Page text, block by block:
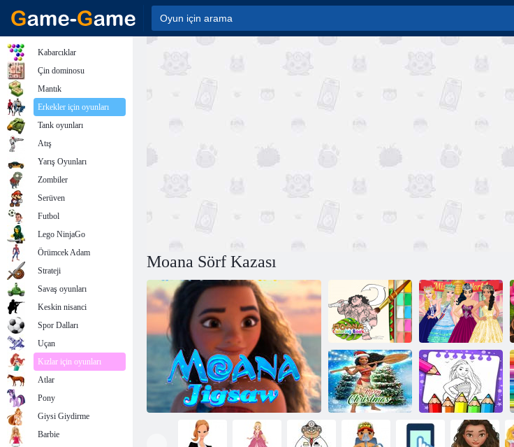
Moana Sörf Kazası
Moana Boyama
Kitabı
Uluslararası
Kraliyet
Güzellik
Yarışması
Kabarcıklar
Çin dominosu
Mantık
Erkekler için oyunları
Tank oyunları
Atış
Yarış Oyunları
Zombiler
Serüven
Futbol
Lego NinjaGo
Örümcek Adam
Strateji
Savaş oyunları
Keskin nisanci
Spor Dalları
Uçan
Kızlar için oyunları
Atlar
Pony
Giysi Giydirme
Barbie